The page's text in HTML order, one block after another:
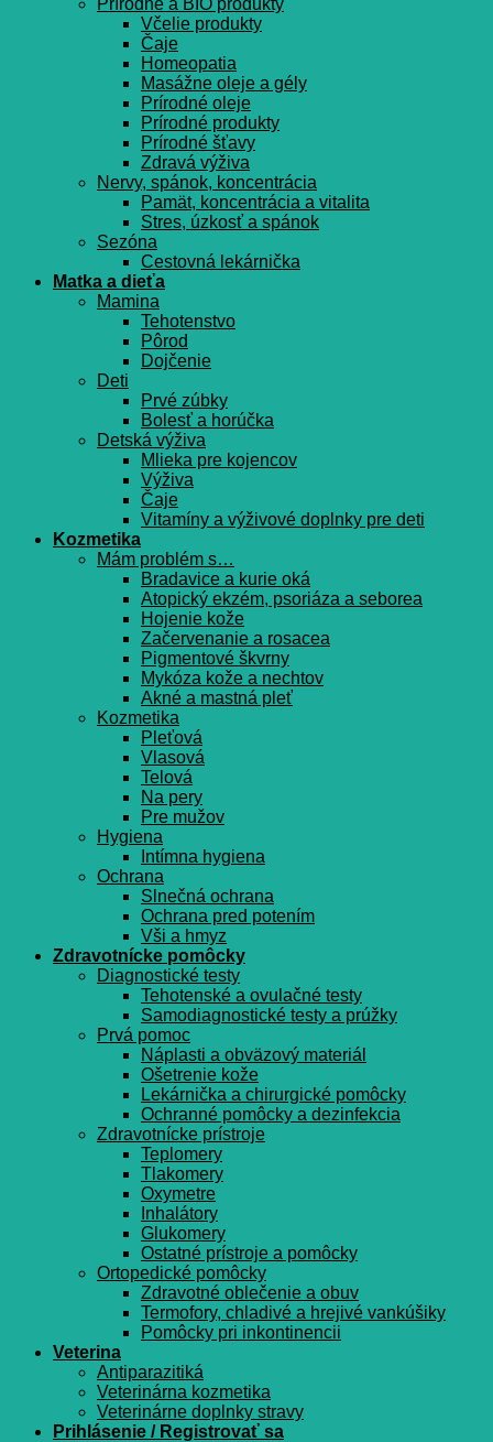
Včelie produkty
Čaje
Homeopatia
Masážne oleje a gély
Prírodné oleje
Prírodné produkty
Prírodné šťavy
Zdravá výživa
Nervy, spánok, koncentrácia
Pamät, koncentrácia a vitalita
Stres, úzkosť a spánok
Sezóna
Cestovná lekárnička
Matka a dieťa
Mamina
Tehotenstvo
Pôrod
Dojčenie
Deti
Prvé zúbky
Bolesť a horúčka
Detská výživa
Mlieka pre kojencov
Výživa
Čaje
Vitamíny a výživové doplnky pre deti
Kozmetika
Mám problém s…
Bradavice a kurie oká
Atopický ekzém, psoriáza a seborea
Hojenie kože
Začervenanie a rosacea
Pigmentové škvrny
Mykóza kože a nechtov
Akné a mastná pleť
Kozmetika
Pleťová
Vlasová
Telová
Na pery
Pre mužov
Hygiena
Intímna hygiena
Ochrana
Slnečná ochrana
Ochrana pred potením
Vši a hmyz
Zdravotnícke pomôcky
Diagnostické testy
Tehotenské a ovulačné testy
Samodiagnostické testy a prúžky
Prvá pomoc
Náplasti a obväzový materiál
Ošetrenie kože
Lekárnička a chirurgické pomôcky
Ochranné pomôcky a dezinfekcia
Zdravotnícke prístroje
Teplomery
Tlakomery
Oxymetre
Inhalátory
Glukomery
Ostatné prístroje a pomôcky
Ortopedické pomôcky
Zdravotné oblečenie a obuv
Termofory, chladivé a hrejivé vankúšiky
Pomôcky pri inkontinencii
Veterina
Antiparazitiká
Veterinárna kozmetika
Veterinárne doplnky stravy
Prihlásenie / Registrovať sa